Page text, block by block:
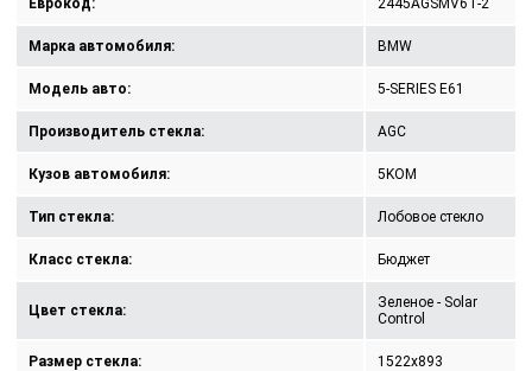
Еврокод: 2445AGSMV6T-2
Марка автомобиля: BMW
Модель авто: 5-SERIES E61
Производитель стекла: AGC
Кузов автомобиля: 5KOM
Тип стекла: Лобовое стекло
Класс стекла: Бюджет
Цвет стекла:
Зеленое - Solar
Control
Размер стекла: 1522x893
ПОЛИТИКА КОНФИДЕНЦИАЛЬНОСТИ